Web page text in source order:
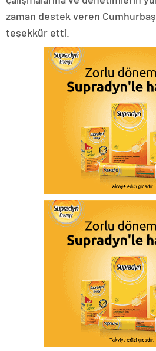
zaman destek veren
teşekkür etti.